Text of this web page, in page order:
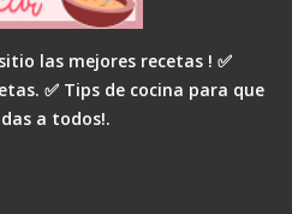
las mejores recetas ! ✅
✅ Tips de cocina para que
a todos!.